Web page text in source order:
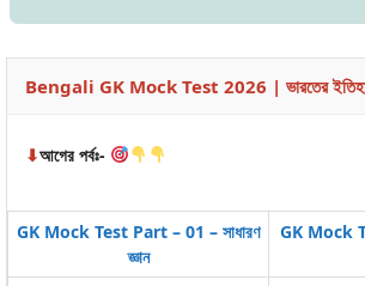
Bengali GK Mock Test 2026 | ভারতের
⬇আগের পর্বঃ-
GK Mock Test Part – 01 – সাধারণ
জ্ঞান
GK Mock